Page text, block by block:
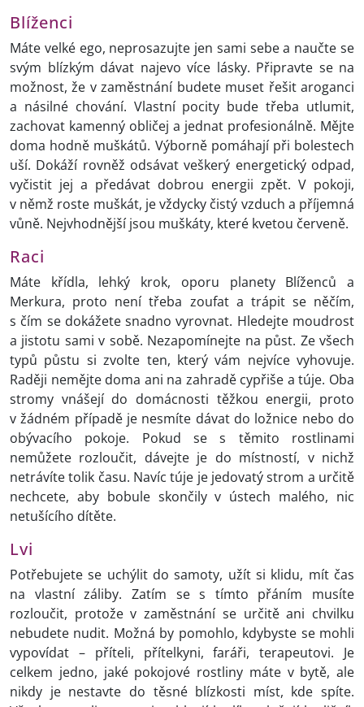
Blíženci
Máte velké ego, neprosazujte jen sami sebe a naučte se
svým blízkým dávat najevo více lásky. Připravte se na
možnost, že v zaměstnání budete muset řešit aroganci
a násilné chování. Vlastní pocity bude třeba utlumit,
zachovat kamenný obličej a jednat profesionálně. Mějte
doma hodně muškátů. Výborně pomáhají při bolestech
uší. Dokáží rovněž odsávat veškerý energetický odpad,
vyčistit jej a předávat dobrou energii zpět. V pokoji,
v němž roste muškát, je vždycky čistý vzduch a příjemná
vůně. Nejvhodnější jsou muškáty, které kvetou červeně.
Raci
Máte křídla, lehký krok, oporu planety Blíženců a
Merkura, proto není třeba zoufat a trápit se něčím,
s čím se dokážete snadno vyrovnat. Hledejte moudrost
a jistotu sami v sobě. Nezapomínejte na půst. Ze všech
typů půstu si zvolte ten, který vám nejvíce vyhovuje.
Raději nemějte doma ani na zahradě cypřiše a túje. Oba
stromy vnášejí do domácnosti těžkou energii, proto
v žádném případě je nesmíte dávat do ložnice nebo do
obývacího pokoje. Pokud se s těmito rostlinami
nemůžete rozloučit, dávejte je do místností, v nichž
netrávíte tolik času. Navíc túje je jedovatý strom a určitě
nechcete, aby bobule skončily v ústech malého, nic
netušícího dítěte.
Lvi
Potřebujete se uchýlit do samoty, užít si klidu, mít čas
na vlastní záliby. Zatím se s tímto přáním musíte
rozloučit, protože v zaměstnání se určitě ani chvilku
nebudete nudit. Možná by pomohlo, kdybyste se mohli
vypovídat – příteli, přítelkyni, faráři, terapeutovi. Je
celkem jedno, jaké pokojové rostliny máte v bytě, ale
nikdy je nestavte do těsné blízkosti míst, kde spíte.